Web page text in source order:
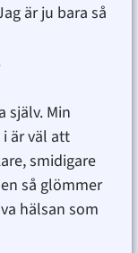
är ju bara så
själv. Min
är väl att
smidigare
så glömmer
hälsan som